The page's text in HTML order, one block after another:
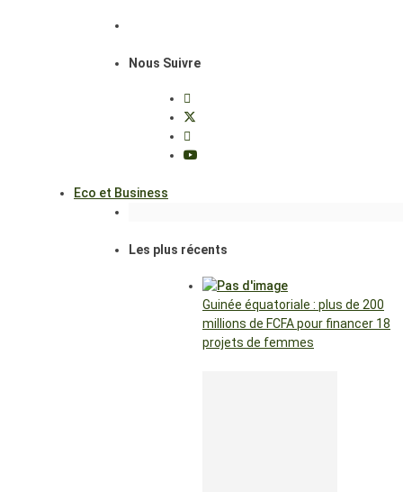
Nous Suivre
Eco et Business
Les plus récents
Guinée équatoriale : plus de 200
millions de FCFA pour financer 18
projets de femmes